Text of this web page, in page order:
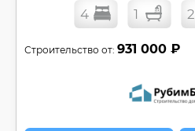
4 1 2
Строительство от: 931 000 ₽